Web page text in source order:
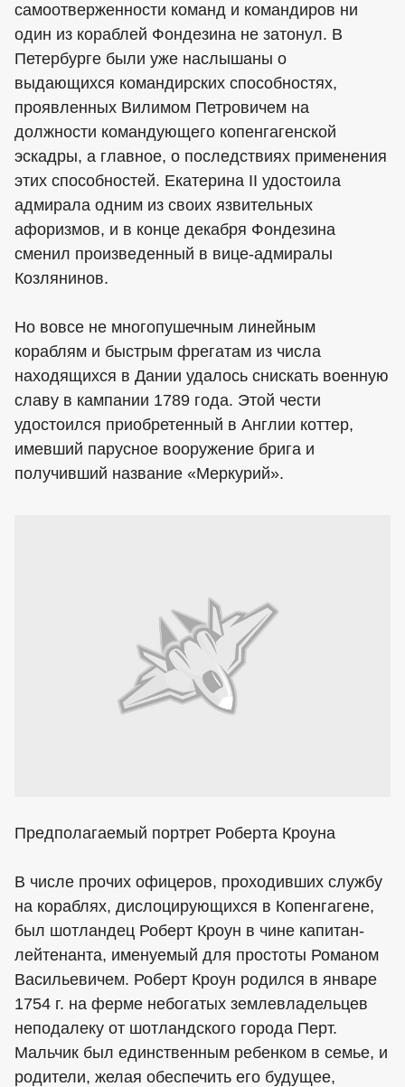
самоотверженности команд и командиров ни
один из кораблей Фондезина не затонул. В
Петербурге были уже наслышаны о
выдающихся командирских способностях,
проявленных Вилимом Петровичем на
должности командующего копенгагенской
эскадры, а главное, о последствиях применения
этих способностей. Екатерина II удостоила
адмирала одним из своих язвительных
афоризмов, и в конце декабря Фондезина
сменил произведенный в вице-адмиралы
Козлянинов.
Но вовсе не многопушечным линейным
кораблям и быстрым фрегатам из числа
находящихся в Дании удалось снискать военную
славу в кампании 1789 года. Этой чести
удостоился приобретенный в Англии коттер,
имевший парусное вооружение брига и
получивший название «Меркурий».
Предполагаемый портрет Роберта Кроуна
В числе прочих офицеров, проходивших службу
на кораблях, дислоцирующихся в Копенгагене,
был шотландец Роберт Кроун в чине капитан-
лейтенанта, именуемый для простоты Романом
Васильевичем. Роберт Кроун родился в январе
1754 г. на ферме небогатых землевладельцев
неподалеку от шотландского города Перт.
Мальчик был единственным ребенком в семье, и
родители, желая обеспечить его будущее,